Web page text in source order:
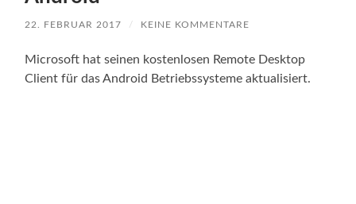
22. FEBRUAR 2017 / KEINE KOMMENTARE
Microsoft hat seinen kostenlosen Remote Desktop
Client für das Android Betriebssysteme aktualisiert.